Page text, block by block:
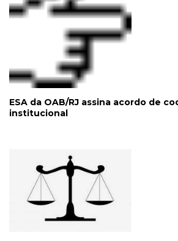
ESA da OAB/RJ assina acordo de
institucional